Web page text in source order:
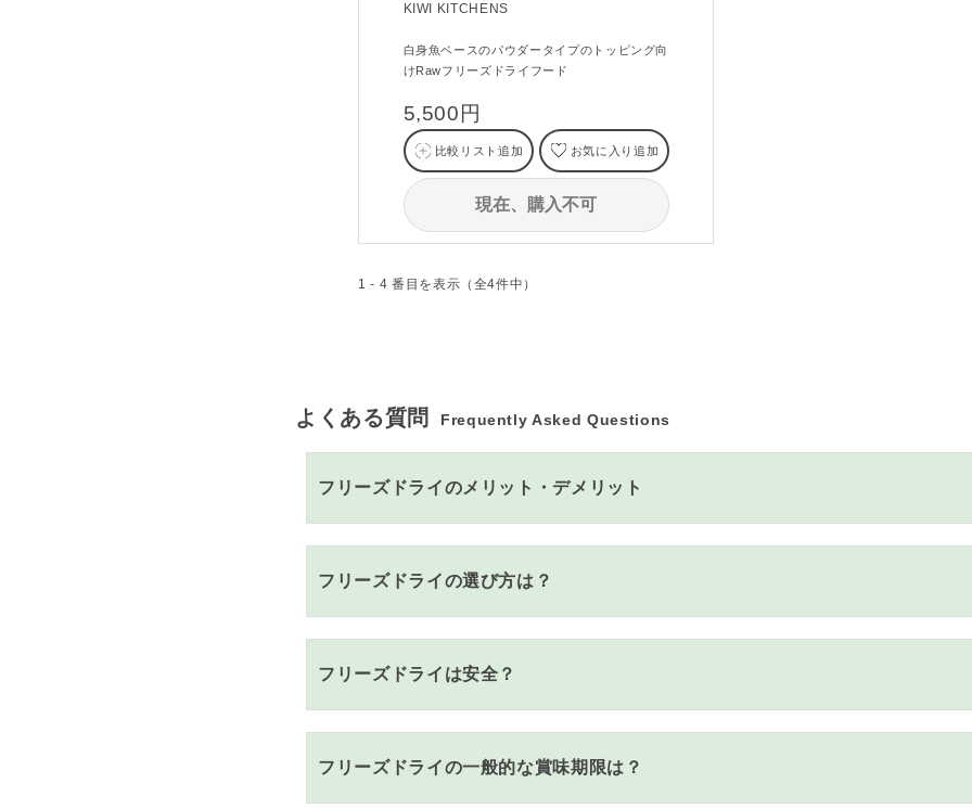
KIWI KITCHENS
白身魚ベースのパウダータイプのトッピング向
けRawフリーズドライフード
5,500円
比較リスト追加 お気に入り追加
現在、購入不可
1 - 4 番目を表示（全4件中）
よくある質問 Frequently Asked Questions
フリーズドライのメリット・デメリット
フリーズドライの選び方は？
フリーズドライは安全？
フリーズドライの一般的な賞味期限は？